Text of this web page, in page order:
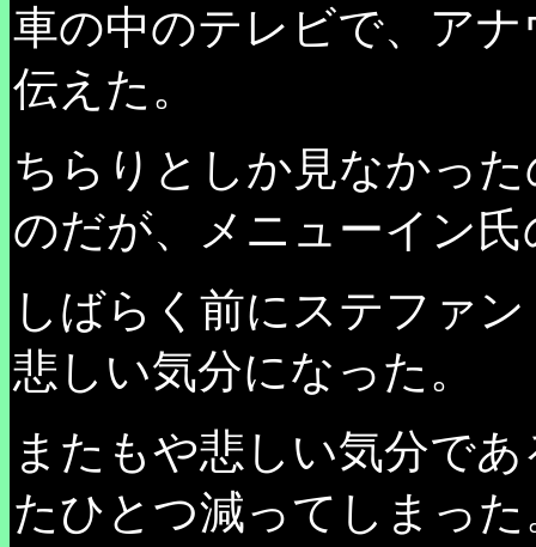
車の中のテレビで、ア
伝えた。
ちらりとしか見なかっ
のだが、メニューイン
しばらく前にステファ
悲しい気分になった。
またもや悲しい気分で
たひとつ減ってしまっ